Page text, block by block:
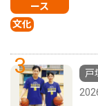
ース
文化
3
戸